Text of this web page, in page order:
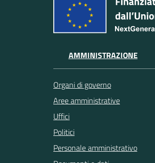
AMMINISTRAZIONE
Organi di governo
Aree amministrative
Uffici
Politici
Personale amministrativo